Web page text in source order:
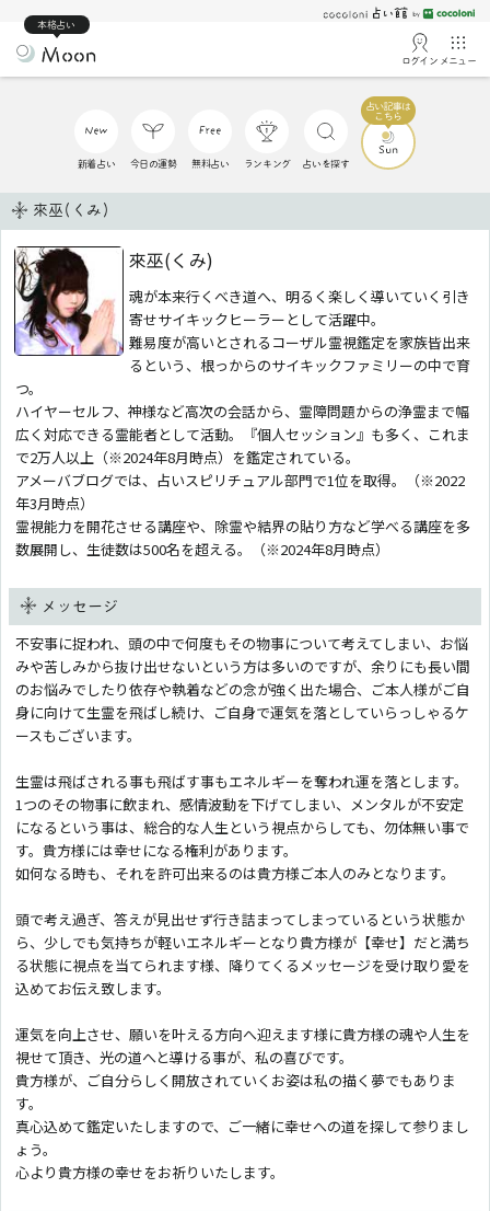
本格占い
ログイン メニュー
新着占い 今日の運勢 無料占い ランキング 占いを探す
來巫(くみ)
來巫(くみ)
魂が本来行くべき道へ、明るく楽しく導いていく引き
寄せサイキックヒーラーとして活躍中。
難易度が高いとされるコーザル霊視鑑定を家族皆出来
るという、根っからのサイキックファミリーの中で育
つ。
ハイヤーセルフ、神様など高次の会話から、霊障問題からの浄霊まで幅
広く対応できる霊能者として活動。『個人セッション』も多く、これま
で2万人以上（※2024年8月時点）を鑑定されている。
アメーバブログでは、占いスピリチュアル部門で1位を取得。（※2022
年3月時点）
霊視能力を開花させる講座や、除霊や結界の貼り方など学べる講座を多
数展開し、生徒数は500名を超える。（※2024年8月時点）
メッセージ
不安事に捉われ、頭の中で何度もその物事について考えてしまい、お悩
みや苦しみから抜け出せないという方は多いのですが、余りにも長い間
のお悩みでしたり依存や執着などの念が強く出た場合、ご本人様がご自
身に向けて生霊を飛ばし続け、ご自身で運気を落としていらっしゃるケ
ースもございます。
生霊は飛ばされる事も飛ばす事もエネルギーを奪われ運を落とします。
1つのその物事に飲まれ、感情波動を下げてしまい、メンタルが不安定
になるという事は、総合的な人生という視点からしても、勿体無い事で
す。貴方様には幸せになる権利があります。
如何なる時も、それを許可出来るのは貴方様ご本人のみとなります。
頭で考え過ぎ、答えが見出せず行き詰まってしまっているという状態か
ら、少しでも気持ちが軽いエネルギーとなり貴方様が【幸せ】だと満ち
る状態に視点を当てられます様、降りてくるメッセージを受け取り愛を
込めてお伝え致します。
運気を向上させ、願いを叶える方向へ迎えます様に貴方様の魂や人生を
視せて頂き、光の道へと導ける事が、私の喜びです。
貴方様が、ご自分らしく開放されていくお姿は私の描く夢でもありま
す。
真心込めて鑑定いたしますので、ご一緒に幸せへの道を探して参りまし
ょう。
心より貴方様の幸せをお祈りいたします。